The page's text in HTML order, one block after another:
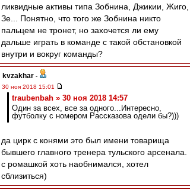
ликвидные активы типа Зобнина, Джикии, Жиго,
Зе... Понятно, что того же Зобнина никто
пальцем не тронет, но захочется ли ему
дальше играть в команде с такой обстановкой
внутри и вокруг команды?
kvzakhar -
30 ноя 2018 15:01
traubenbah » 30 ноя 2018 14:57
Один за всех, все за одного...Интересно,
футболку с номером Рассказова одели бы?)))
да цирк с конями это был имени товарища
бывшего главного тренера тульского арсенала.
с ромашкой хоть наобнимался, хотел
сблизиться)